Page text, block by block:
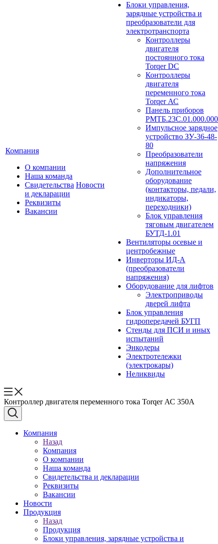
Компания
О компании
Наша команда
Свидетельства
и декларации
Реквизиты
Вакансии
Новости
Блоки управления,
зарядные устройства и
преобразователи для
электротранспорта
Контроллеры
двигателя
постоянного тока
Torqer DC
Контроллеры
двигателя
переменного тока
Torqer АС
Панель приборов
РМТБ.23С.01.000.000
Импульсное зарядное
устройство ЗУ-36-48-
80
Преобразователи
напряжения
Дополнительное
оборудование
(контакторы, педали,
индикаторы,
переходники)
Блок управления
тяговым двигателем
БУТД-1.01
Вентиляторы осевые и
центробежные
Инверторы ИД-А
(преобразователи
напряжения)
Оборудование для лифтов
Электроприводы
дверей лифта
Блок управления
гидропередачей БУГП
Стенды для ПСИ и иных
испытаний
Энкодеры
Электротележки
(электрокары)
Неликвиды
Контроллер двигателя переменного тока Torqer АС 350А
Компания
Назад
Компания
О компании
Наша команда
Свидетельства и декларации
Реквизиты
Вакансии
Новости
Продукция
Назад
Продукция
Блоки управления, зарядные устройства и